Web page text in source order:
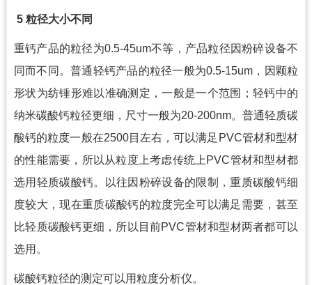
5 粒径大小不同
重钙产品的粒径为0.5-45um不等，产品粒径因粉碎设备不
同而不同。普通轻钙产品的粒径一般为0.5-15um ，因颗粒
形状为纺锤形难以准确测定，一般是一个范围；轻钙中的
纳米碳酸钙粒径更细，尺寸一般为20-200nm。普通轻质碳
酸钙的粒度一般在2500目左右，可以满足 PVC管材和型材
的性能需要，所以从粒度上考虑传统上 PVC管材和型材都
选用轻质碳酸钙。以往因粉碎设备的限制，重质碳酸钙细
度较大，现在重质碳酸钙的粒度完全可以满足需要，甚至
比轻质碳酸钙更细，所以目前PVC管材和型材两者都可以
选用。
碳酸钙粒径的测定可以用粒度分析仪。